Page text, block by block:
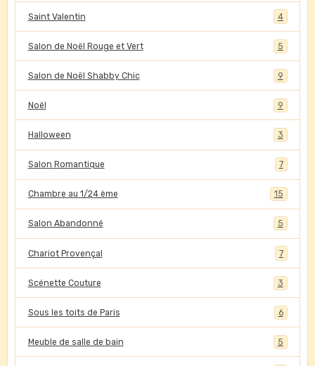
Saint Valentin 4
Salon de Noël Rouge et Vert 5
Salon de Noël Shabby Chic 9
Noël 9
Halloween 3
Salon Romantique 7
Chambre au 1/24 ème 15
Salon Abandonné 5
Chariot Provençal 7
Scénette Couture 3
Sous les toits de Paris 6
Meuble de salle de bain 5